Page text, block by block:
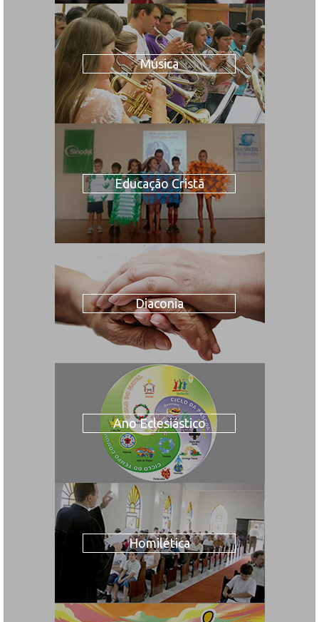
Música
Educação Cristã
Diaconia
Ano Eclesiástico
Homilética